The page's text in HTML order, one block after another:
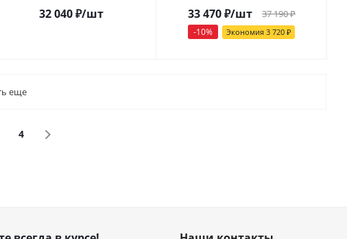
32 040₽/шт 33 470₽/шт 37 190₽
-10% Экономия 3 720 ₽
еще
4